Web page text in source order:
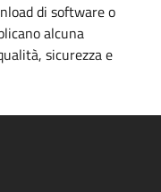
di software o
alcuna
sicurezza e